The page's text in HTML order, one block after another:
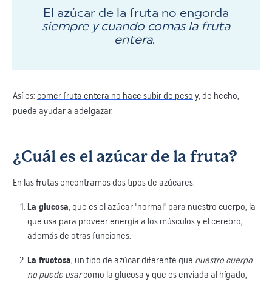
​El azúcar de la fruta no engorda
siempre y cuando comas la fruta
entera. ​
Así es: comer fruta entera no hace subir de peso y, de hecho,
puede ayudar a adelgazar.
¿Cuál es el azúcar de la fruta?
​En ​las frutas encontramos dos tipos de azúcares:
​La glucosa, que es el azúcar "normal" para nuestro cuerpo, ​la
que usa ​para proveer energía a los músculos y el cerebro​,
además de otras funciones.
La fructosa, ​un tipo de azúcar diferente que nuestro cuerpo
no puede usarcomo la glucosa y que es enviada al hígado​,